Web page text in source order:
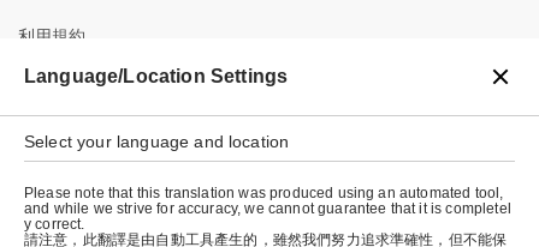
利用規約
プライバシーポリシー
特定商取引法に基づく表示
会社概要
Language/Location Settings
Select your language and location
Please note that this translation was produced using an automated tool,
and while we strive for accuracy, we cannot guarantee that it is completel
y correct.
請注意，此翻譯是由自動工具產生的，雖然我們努力追求準確性，但不能保